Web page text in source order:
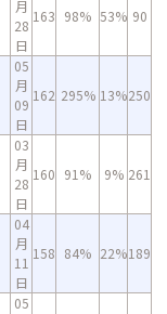
月
28
日
163 98% 53% 90
05
月
09
日
162 295% 13%250
03
月
28
日
160 91% 9% 261
04
月
11
日
158 84% 22%189
05